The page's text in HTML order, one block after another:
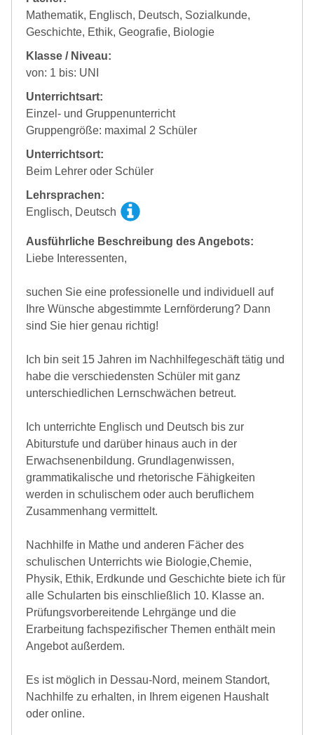
Mathematik, Englisch, Deutsch, Sozialkunde,
Geschichte, Ethik, Geografie, Biologie
Klasse / Niveau:
von: 1 bis: UNI
Unterrichtsart:
Einzel- und Gruppenunterricht
Gruppengröße: maximal 2 Schüler
Unterrichtsort:
Beim Lehrer oder Schüler
Lehrsprachen:
Englisch, Deutsch
Ausführliche Beschreibung des Angebots:
Liebe Interessenten,
suchen Sie eine professionelle und individuell auf
Ihre Wünsche abgestimmte Lernförderung? Dann
sind Sie hier genau richtig!
Ich bin seit 15 Jahren im Nachhilfegeschäft tätig und
habe die verschiedensten Schüler mit ganz
unterschiedlichen Lernschwächen betreut.
Ich unterrichte Englisch und Deutsch bis zur
Abiturstufe und darüber hinaus auch in der
Erwachsenenbildung. Grundlagenwissen,
grammatikalische und rhetorische Fähigkeiten
werden in schulischem oder auch beruflichem
Zusammenhang vermittelt.
Nachhilfe in Mathe und anderen Fächer des
schulischen Unterrichts wie Biologie,Chemie,
Physik, Ethik, Erdkunde und Geschichte biete ich für
alle Schularten bis einschließlich 10. Klasse an.
Prüfungsvorbereitende Lehrgänge und die
Erarbeitung fachspezifischer Themen enthält mein
Angebot außerdem.
Es ist möglich in Dessau-Nord, meinem Standort,
Nachhilfe zu erhalten, in Ihrem eigenen Haushalt
oder online.